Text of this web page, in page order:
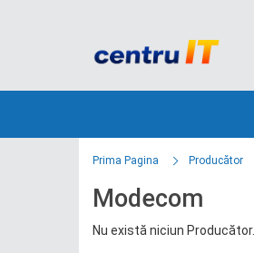
Prima Pagina Producător
Modecom
Nu există niciun Producător.